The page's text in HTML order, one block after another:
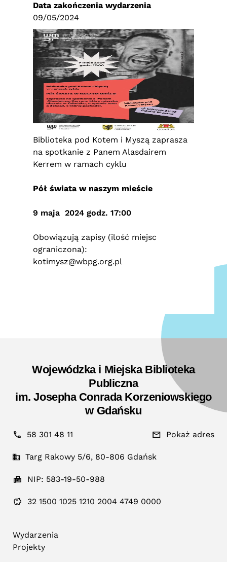
Biblioteka pod Kotem i Myszą zaprasza
na spotkanie z Panem Alasdairem
Kerrem w ramach cyklu
Pół świata w naszym mieście
9 maja 2024 godz. 17:00
Obowiązują zapisy (ilość miejsc
ograniczona):
kotimysz@wbpg.org.pl
Data zakończenia wydarzenia
09/05/2024
Wojewódzka i Miejska Biblioteka
Publiczna
im. Josepha Conrada Korzeniowskiego
w Gdańsku
58 301 48 11 Pokaż adres
Targ Rakowy 5/6, 80-806 Gdańsk
NIP: 583-19-50-988
32 1500 1025 1210 2004 4749 0000
Wydarzenia
Projekty